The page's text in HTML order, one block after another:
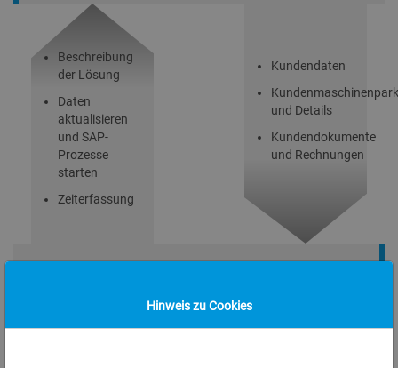
Kundendaten
Kundenmaschinenpark
und Details
Kundendokumente
und Rechnungen
Beschreibung
der Lösung
Daten
aktualisieren
und SAP-
Prozesse
starten
Zeiterfassung
Hinweis zu Cookies